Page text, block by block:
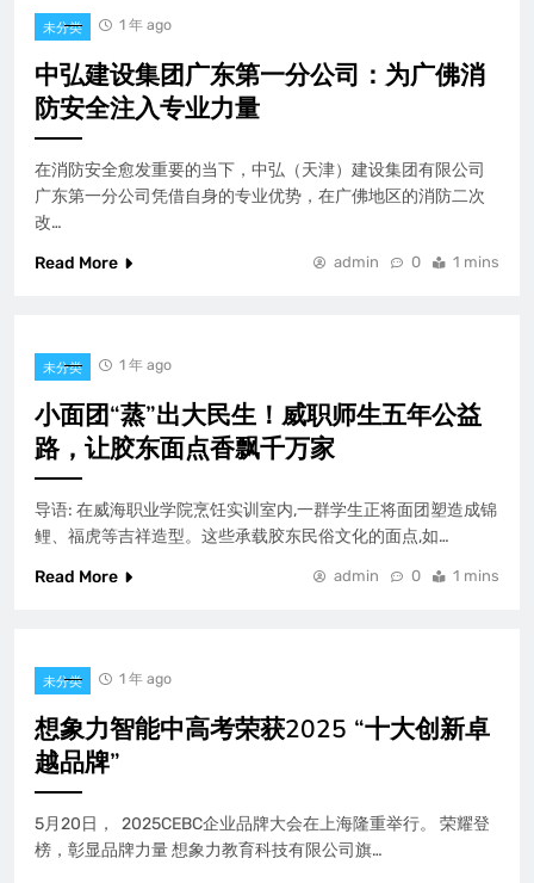
未分类 1 年 ago
中弘建设集团广东第一分公司：为广佛消
防安全注入专业力量
在消防安全愈发重要的当下，中弘（天津）建设集团有限公司
广东第一分公司凭借自身的专业优势，在广佛地区的消防二次
改…
Read More
admin 0 1 mins
未分类 1 年 ago
小面团“蒸”出大民生！威职师生五年公益
路，让胶东面点香飘千万家
导语: 在威海职业学院烹饪实训室内,一群学生正将面团塑造成锦
鲤、福虎等吉祥造型。这些承载胶东民俗文化的面点,如…
Read More
admin 0 1 mins
未分类 1 年 ago
想象力智能中高考荣获2025 “十大创新卓
越品牌”
5月20日， 2025CEBC企业品牌大会在上海隆重举行。 荣耀登
榜，彰显品牌力量 想象力教育科技有限公司旗…